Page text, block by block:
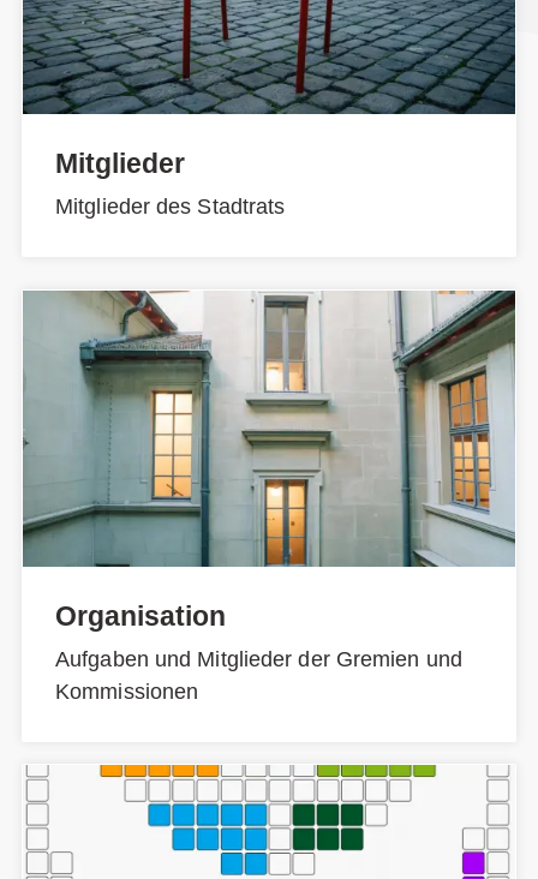
Mitglieder
Mitglieder des Stadtrats
Organisation
Aufgaben und Mitglieder der Gremien und
Kommissionen